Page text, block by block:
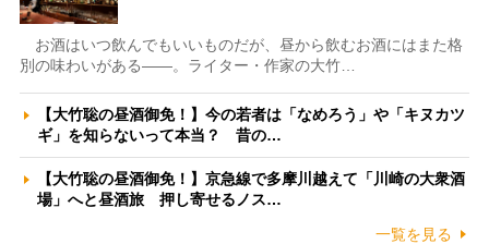
お酒はいつ飲んでもいいものだが、昼から飲むお酒にはまた格
別の味わいがある――。ライター・作家の大竹…
【大竹聡の昼酒御免！】今の若者は「なめろう」や「キヌカツ
ギ」を知らないって本当？ 昔の…
【大竹聡の昼酒御免！】京急線で多摩川越えて「川崎の大衆酒
場」へと昼酒旅 押し寄せるノス…
一覧を見る